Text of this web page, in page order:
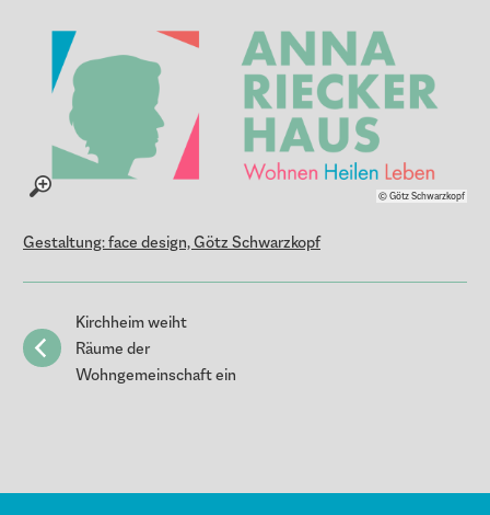
© Götz Schwarzkopf
Gestaltung: face design, Götz Schwarzkopf
Kirchheim weiht
Räume der
Wohngemeinschaft ein